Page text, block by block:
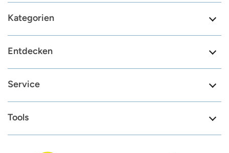
Kategorien
Entdecken
Service
Tools